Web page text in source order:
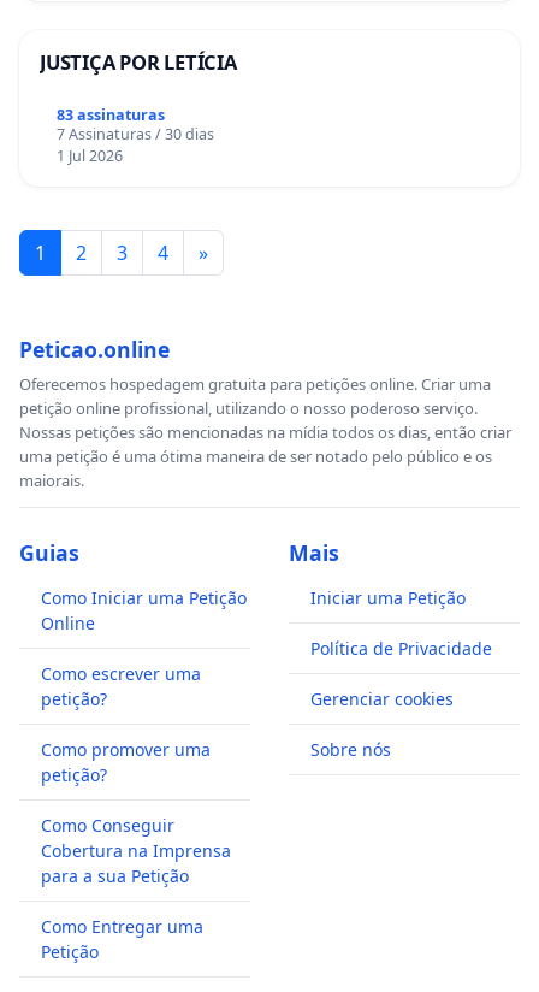
JUSTIÇA POR LETÍCIA
83 assinaturas
7 Assinaturas / 30 dias
1 Jul 2026
1 2 3 4 »
Peticao.online
Oferecemos hospedagem gratuita para petições online. Criar uma
petição online profissional, utilizando o nosso poderoso serviço.
Nossas petições são mencionadas na mídia todos os dias, então criar
uma petição é uma ótima maneira de ser notado pelo público e os
maiorais.
Guias
Como Iniciar uma Petição
Online
Como escrever uma
petição?
Como promover uma
petição?
Como Conseguir
Cobertura na Imprensa
para a sua Petição
Como Entregar uma
Petição
Mais
Iniciar uma Petição
Política de Privacidade
Gerenciar cookies
Sobre nós